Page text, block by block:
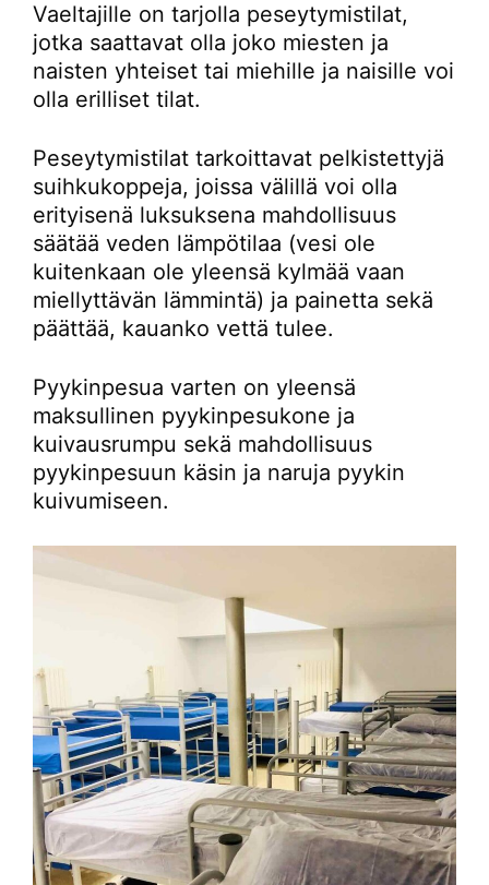
Vaeltajille on tarjolla peseytymistilat,
jotka saattavat olla joko miesten ja
naisten yhteiset tai miehille ja naisille voi
olla erilliset tilat.
Peseytymistilat tarkoittavat pelkistettyjä
suihkukoppeja, joissa välillä voi olla
erityisenä luksuksena mahdollisuus
säätää veden lämpötilaa (vesi ole
kuitenkaan ole yleensä kylmää vaan
miellyttävän lämmintä) ja painetta sekä
päättää, kauanko vettä tulee.
Pyykinpesua varten on yleensä
maksullinen pyykinpesukone ja
kuivausrumpu sekä mahdollisuus
pyykinpesuun käsin ja naruja pyykin
kuivumiseen.